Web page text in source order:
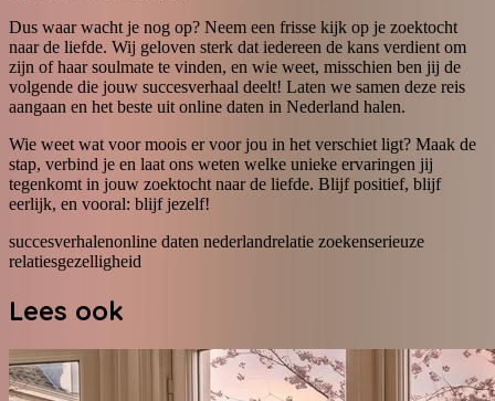
Dus waar wacht je nog op? Neem een frisse kijk op je zoektocht
naar de liefde. Wij geloven sterk dat iedereen de kans verdient om
zijn of haar soulmate te vinden, en wie weet, misschien ben jij de
volgende die jouw succesverhaal deelt! Laten we samen deze reis
aangaan en het beste uit online daten in Nederland halen.
Wie weet wat voor moois er voor jou in het verschiet ligt? Maak de
stap, verbind je en laat ons weten welke unieke ervaringen jij
tegenkomt in jouw zoektocht naar de liefde. Blijf positief, blijf
eerlijk, en vooral: blijf jezelf!
succesverhalenonline daten nederlandrelatie zoekenserieuze
relatiesgezelligheid
Lees ook